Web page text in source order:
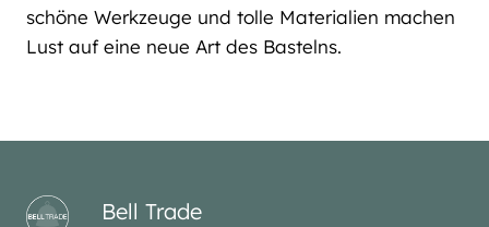
schöne Werkzeuge und tolle Materialien machen
Lust auf eine neue Art des Bastelns.
Bell Trade